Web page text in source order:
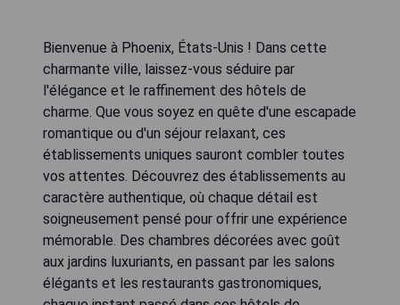
Bienvenue à Phoenix, États-Unis ! Dans cette
charmante ville, laissez-vous séduire par
l'élégance et le raffinement des hôtels de
charme. Que vous soyez en quête d'une escapade
romantique ou d'un séjour relaxant, ces
établissements uniques sauront combler toutes
vos attentes. Découvrez des établissements au
caractère authentique, où chaque détail est
soigneusement pensé pour offrir une expérience
mémorable. Des chambres décorées avec goût
aux jardins luxuriants, en passant par les salons
élégants et les restaurants gastronomiques,